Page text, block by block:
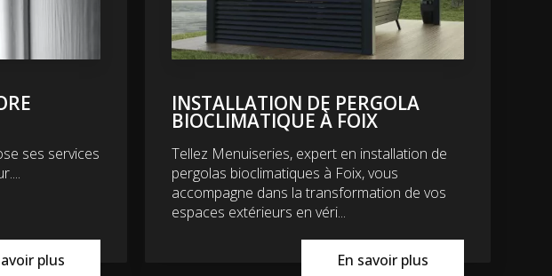
ses services
plus
INSTALLATION DE PERGOLA
BIOCLIMATIQUE À FOIX
Tellez Menuiseries, expert en installation de
pergolas bioclimatiques à Foix, vous
accompagne dans la transformation de vos
espaces extérieurs en véri...
En savoir plus